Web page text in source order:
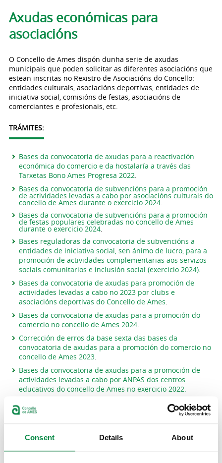
Consent Details About
Pestanas principais
Axudas económicas para
asociacións
O Concello de Ames dispón dunha serie de axudas
municipais que poden solicitar as diferentes asociacións que
estean inscritas no Rexistro de Asociacións do Concello:
entidades culturais, asociacións deportivas, entidades de
iniciativa social, comisións de festas, asociacións de
comerciantes e profesionais, etc.
TRÁMITES:
Bases da convocatoria de axudas para a reactivación
económica do comercio e da hostalaría a través das
Tarxetas Bono Ames Progresa 2022.
Bases da convocatoria de subvencións para a promoción
de actividades levadas a cabo por asociacións culturais do
concello de Ames durante o exercicio 2024.
Bases da convocatoria de subvencións para a promoción
de festas populares celebradas no concello de Ames
durante o exercicio 2024.
Bases reguladoras da convocatoria de subvencións a
entidades de iniciativa social, sen ánimo de lucro, para a
promoción de actividades complementarias aos servizos
sociais comunitarios e inclusión social (exercicio 2024).
Bases da convocatoria de axudas para promoción de
actividades levadas a cabo no 2023 por clubs e
asociacións deportivas do Concello de Ames.
Bases da convocatoria de axudas para a promoción do
comercio no concello de Ames 2024.
Corrección de erros da base sexta das bases da
convocatoria de axudas para a promoción do comercio no
concello de Ames 2023.
Bases da convocatoria de axudas para a promoción de
actividades levadas a cabo por ANPAS dos centros
educativos do concello de Ames no exercicio 2022.
Bases da convocatoria de axudas para a promoción de
actividades levadas a cabo por ANPAS dos centros